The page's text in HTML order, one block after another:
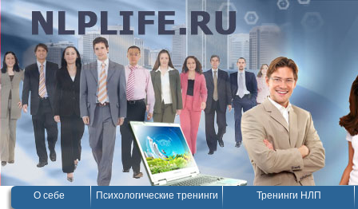
О себе Психологические тренинги Тренинги НЛП